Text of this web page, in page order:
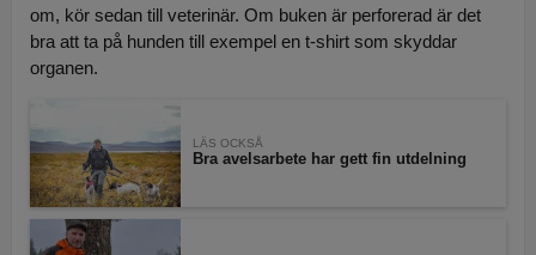
om, kör sedan till veterinär. Om buken är perforerad är det
bra att ta på hunden till exempel en t-shirt som skyddar
organen.
LÄS OCKSÅ
Bra avelsarbete har gett fin utdelning